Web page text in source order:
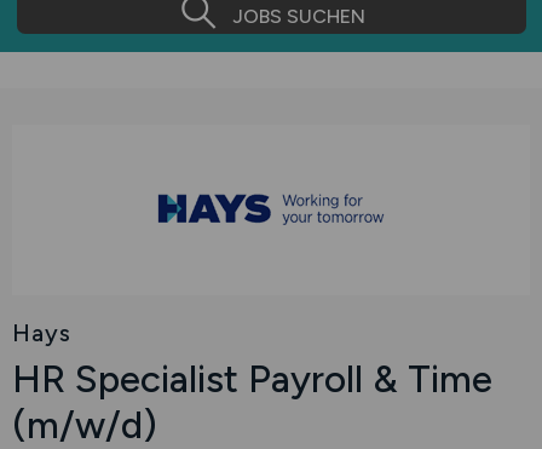
JOBS SUCHEN
Hays
HR Specialist Payroll & Time
(m/w/d)